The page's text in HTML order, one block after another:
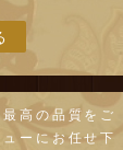
高の品質をご
ーにお任せ下